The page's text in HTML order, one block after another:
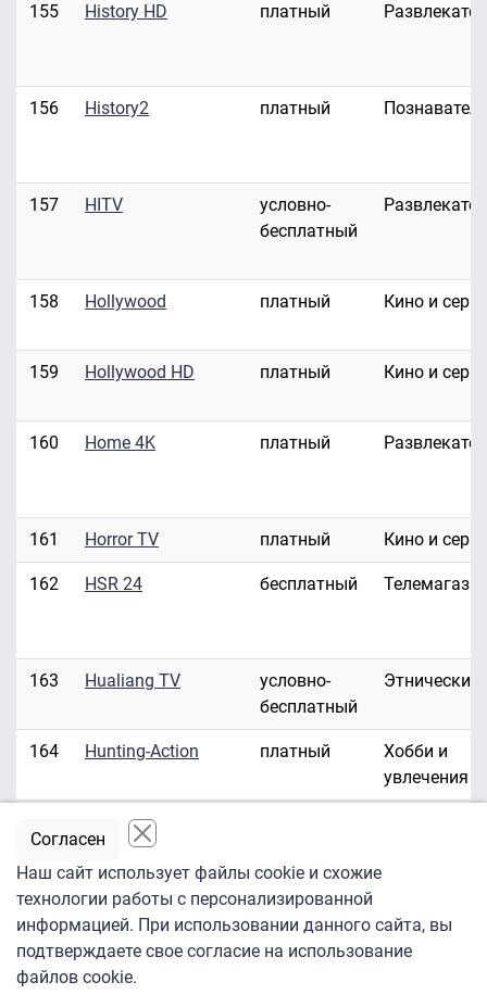
155 History HD платный
156 History2 платный
157 HITV
условно-
бесплатный
158 Hollywood платный Кино и
159 Hollywood HD платный Кино и
160 Home 4K платный
161 Horror TV платный Кино и
162 HSR 24 бесплатный
163 Hualiang TV
условно-
бесплатный
Этнические
164 Hunting-Action платный
Хобби и
увлечения
Hustler HD/3D
166 Hustler TV платный
167
ID Investigation
Discovery
платный
Наш сайт использует файлы cookie и схожие
технологии работы с персонализированной
информацией. При использовании данного сайта, вы
подтверждаете свое согласие на использование
файлов cookie.
Согласен